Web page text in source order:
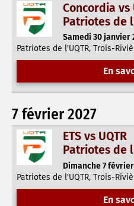
Concordia vs
Patriotes de
Samedi 30 janvier
Patriotes de l'UQTR, Trois-
En
7 février 2027
ETS vs UQTR
Patriotes de
Dimanche 7 février
Patriotes de l'UQTR, Trois-
En